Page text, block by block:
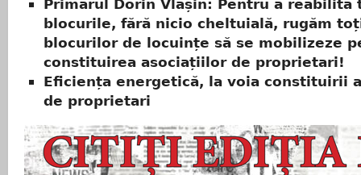
Primarul Dorin Vlașin: Pentru a reabilita
blocurile, fără nicio cheltuială, rugăm
blocurilor de locuințe să se mobilizeze
constituirea asociațiilor de proprietari!
Eficiența energetică, la voia constituirii
de proprietari